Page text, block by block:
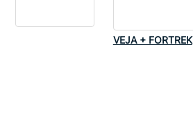
VEJA + FORTREK